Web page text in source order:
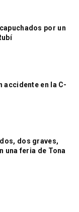
por un
accidente en la C-
dos graves,
una feria de Tona